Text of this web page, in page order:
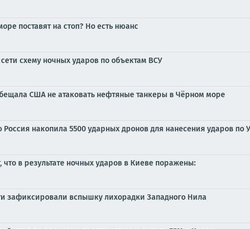
поставят на стоп? Но есть нюанс
схему ночных ударов по объектам ВСУ
США не атаковать нефтяные танкеры в Чёрном море
Россия накопила 5500 ударных дронов для нанесения ударов
в результате ночных ударов в Киеве поражены:
зафиксировали вспышку лихорадки Западного Нила